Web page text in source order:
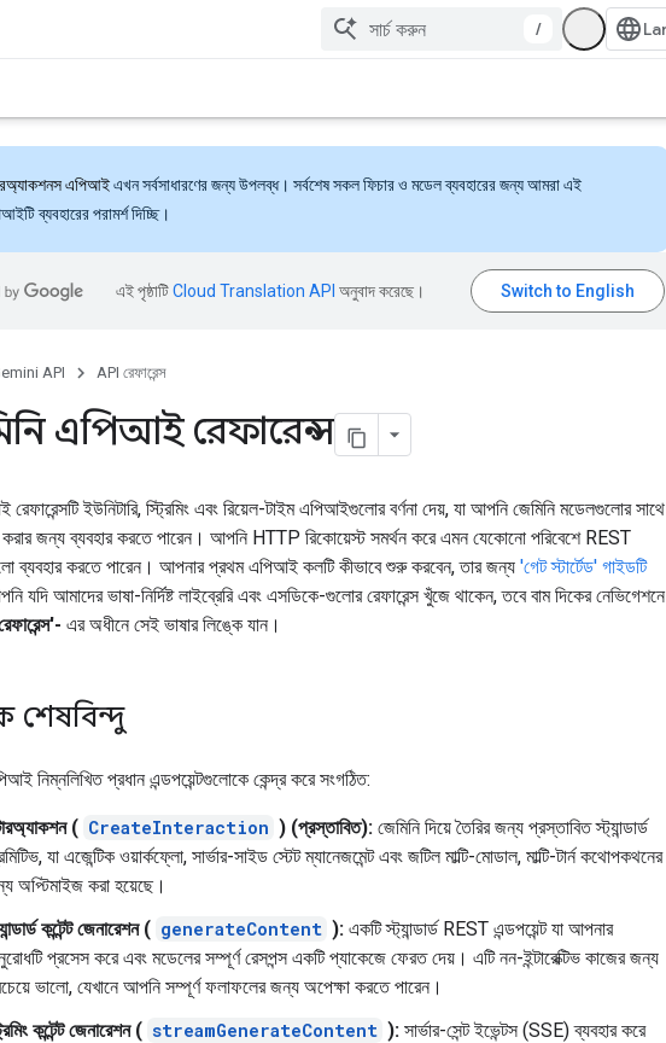
/
এপিআইএখন সর্বসাধারণের জন্য উপলব্ধ। সর্বশেষ সকল ফিচার ও মডেল ব্যবহারের জন্য আমরা এই
ব্যবহারের পরামর্শ দিচ্ছি।
এই পৃষ্ঠাটিCloud Translation API অনুবাদ করেছে।
API API রেফারেন্স
এপিআই রেফারেন্স
ইউনিটারি, স্ট্রিমিং এবং রিয়েল-টাইম এপিআইগুলোর বর্ণনা দেয়, যা আপনি জেমিনি মডেলগুলোর সাথে
করার জন্য ব্যবহার করতে পারেন। আপনি HTTP রিকোয়েস্ট সমর্থন করে এমন যেকোনো পরিবেশে REST
ব্যবহার করতে পারেন। আপনার প্রথম এপিআই কলটি কীভাবে শুরু করবেন, তার জন্য 'গেট স্টার্টেড' গাইডটি
যদি আমাদের ভাষা-নির্দিষ্ট লাইব্রেরি এবং এসডিকে-গুলোর রেফারেন্স খুঁজে থাকেন, তবে বাম দিকের নেভিগেশনে
এর অধীনে সেই ভাষার লিঙ্কে যান।
শেষবিন্দু
নিম্নলিখিত প্রধান এন্ডপয়েন্টগুলোকে কেন্দ্র করে সংগঠিত:
( CreateInteraction ) (প্রস্তাবিত): জেমিনি দিয়ে তৈরির জন্য প্রস্তাবিত স্ট্যান্ডার্ড
যা এজেন্টিক ওয়ার্কফ্লো, সার্ভার-সাইড স্টেট ম্যানেজমেন্ট এবং জটিল মাল্টি-মোডাল, মাল্টি-টার্ন কথোপকথনের
অপ্টিমাইজ করা হয়েছে।
কন্টেন্ট জেনারেশন ( generateContent ): একটি স্ট্যান্ডার্ড REST এন্ডপয়েন্ট যা আপনার
প্রসেস করে এবং মডেলের সম্পূর্ণ রেসপন্স একটি প্যাকেজে ফেরত দেয়। এটি নন-ইন্টারেক্টিভ কাজের জন্য
ভালো, যেখানে আপনি সম্পূর্ণ ফলাফলের জন্য অপেক্ষা করতে পারেন।
কন্টেন্ট জেনারেশন ( streamGenerateContent ): সার্ভার-সেন্ট ইভেন্টস (SSE) ব্যবহার করে